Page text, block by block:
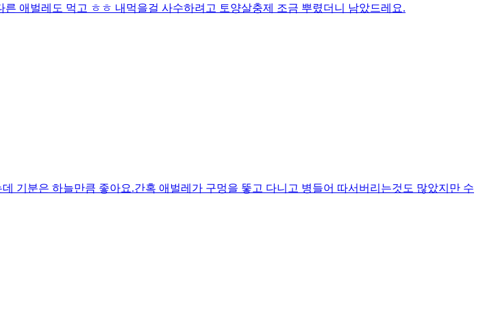
애벌레도 먹고 ㅎㅎ 내먹을걸 사수하려고 토양살충제 조금 뿌렸더니 남았드레요.
기분은 하늘만큼 좋아요.간혹 애벌레가 구멍을 뚷고 다니고 병들어 따서버리는것도 많았지만 수